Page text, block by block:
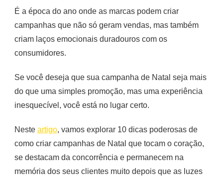
É a época do ano onde as marcas podem criar
campanhas que não só geram vendas, mas também
criam laços emocionais duradouros com os
consumidores.
Se você deseja que sua campanha de Natal seja mais
do que uma simples promoção, mas uma experiência
inesquecível, você está no lugar certo.
Neste artigo, vamos explorar 10 dicas poderosas de
como criar campanhas de Natal que tocam o coração,
se destacam da concorrência e permanecem na
memória dos seus clientes muito depois que as luzes